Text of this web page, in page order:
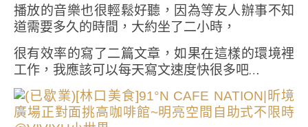
播放的音樂也很輕鬆好聽，因為等友人辦事不知
道需要多久的時間，大約坐了二小時，
很有效率的寫了二篇文章，如果在這樣的環境裡
工作，我應該可以每天寫文速度快很多吧…